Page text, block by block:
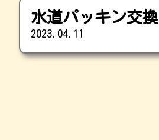
水道パッキン交換
2023.04.11